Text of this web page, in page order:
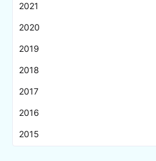
2021
2020
2019
2018
2017
2016
2015